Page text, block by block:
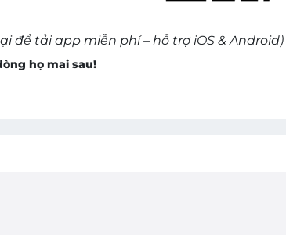
để tải app miễn phí – hỗ trợ iOS & Android)
họ mai sau!